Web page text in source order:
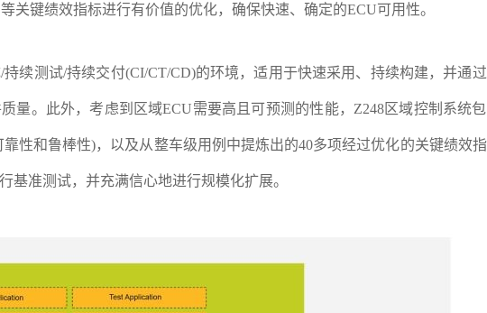
关键绩效指标进行有价值的优化，确保快速、确定的ECU可用性。
续测试/持续交付(CI/CT/CD)的环境，适用于快速采用、持续构建，并通
量。此外，考虑到区域ECU需要高且可预测的性能，Z248区域控制系统
性和鲁棒性)，以及从整车级用例中提炼出的40多项经过优化的关键绩效
基准测试，并充满信心地进行规模化扩展。